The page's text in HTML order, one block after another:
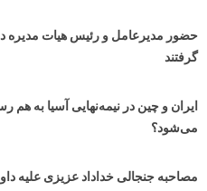
حضور مدیرعامل و رئیس هیات مدیره
گرفتند
می‌شود؟
مصاحبه جنجالی خداداد عزیزی علیه